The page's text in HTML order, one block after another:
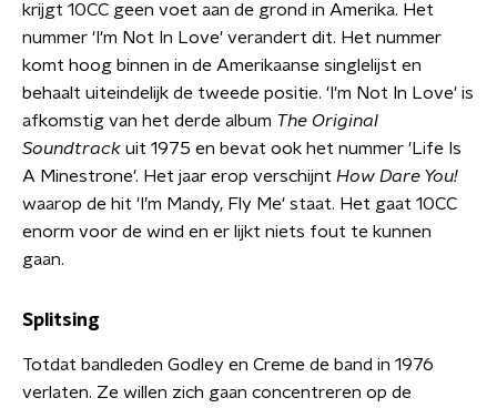
krijgt 10CC geen voet aan de grond in Amerika. Het
nummer 'I'm Not In Love' verandert dit. Het nummer
komt hoog binnen in de Amerikaanse singlelijst en
behaalt uiteindelijk de tweede positie. 'I'm Not In Love' is
afkomstig van het derde album The Original
Soundtrack uit 1975 en bevat ook het nummer 'Life Is
A Minestrone'. Het jaar erop verschijnt How Dare You!
waarop de hit 'I’m Mandy, Fly Me' staat. Het gaat 10CC
enorm voor de wind en er lijkt niets fout te kunnen
gaan.
Splitsing
Totdat bandleden Godley en Creme de band in 1976
verlaten. Ze willen zich gaan concentreren op de